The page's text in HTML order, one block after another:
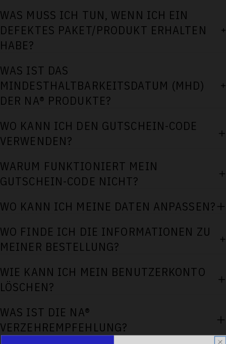
WAS MUSS ICH TUN, WENN ICH EIN
DEFEKTES PAKET/PRODUKT ERHALTEN
HABE?
WAS IST DAS
MINDESTHALTBARKEITSDATUM (MHD)
DER NA® PRODUKTE?
WO KANN ICH DEN GUTSCHEIN-CODE
VERWENDEN?
WARUM FUNKTIONIERT MEIN
GUTSCHEIN-CODE NICHT?
WO KANN ICH MEINE DATEN ANPASSEN?
WO FINDE ICH DIE INFORMATIONEN ZU
MEINER BESTELLUNG?
WIE KANN ICH MEIN BENUTZERKONTO
LÖSCHEN?
WAS IST DIE NA®
VERZEHREMPFEHLUNG?